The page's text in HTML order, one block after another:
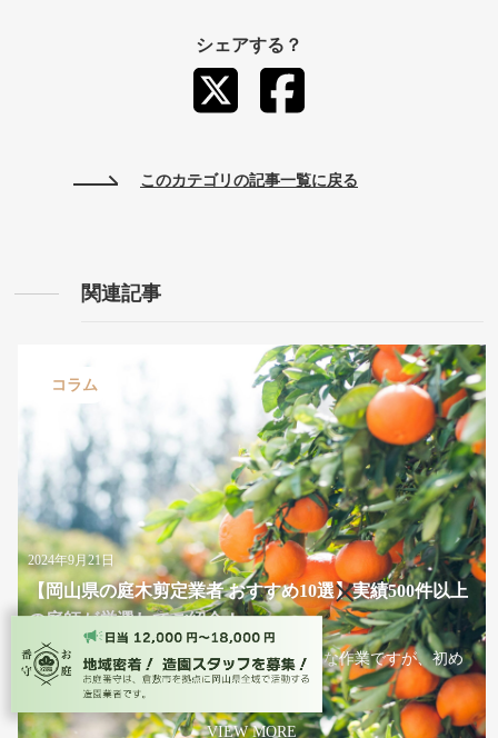
シェアする？
このカテゴリの記事一覧に戻る
関連記事
コラム
2024年9月21日
【岡山県の庭木剪定業者 おすすめ10選】実績500件以上
の庭師が厳選してご紹介！
庭の手入れは家の美観を保つためにも大切な作業ですが、初め
ての...
VIEW MORE
×